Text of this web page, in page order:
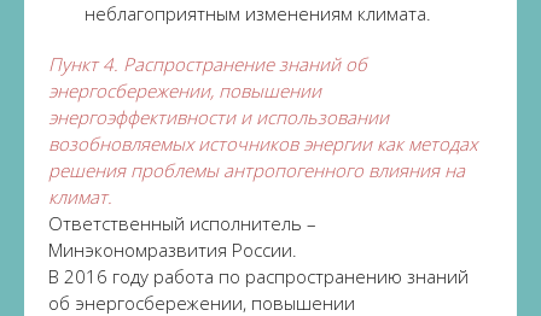
неблагоприятным изменениям климата.
Пункт 4. Распространение знаний об
энергосбережении, повышении
энергоэффективности и использовании
возобновляемых источников энергии как методах
решения проблемы антропогенного влияния на
климат.
Ответственный исполнитель –
Минэкономразвития России.
В 2016 году работа по распространению знаний
об энергосбережении, повышении